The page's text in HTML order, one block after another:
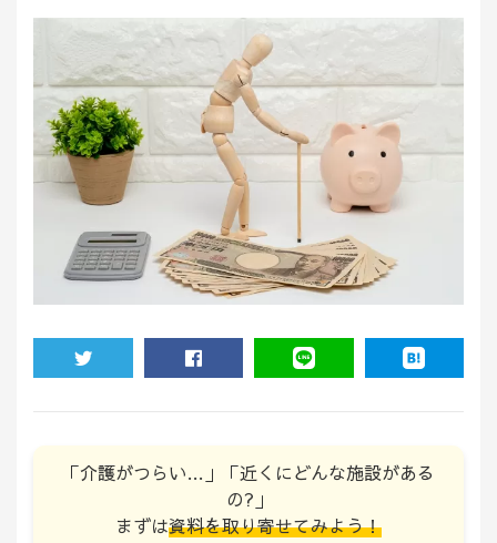
「介護がつらい…」「近くにどんな施設がある
の?」
まずは資料を取り寄せてみよう！